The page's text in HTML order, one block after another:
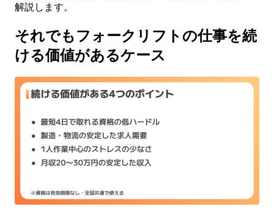
解説します。
それでもフォークリフトの仕事を続
ける価値があるケース